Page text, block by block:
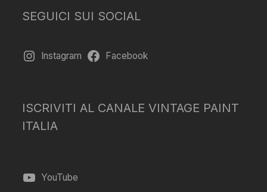
SEGUICI SUI SOCIAL
Instagram Facebook
ISCRIVITI AL CANALE VINTAGE PAINT
ITALIA
YouTube